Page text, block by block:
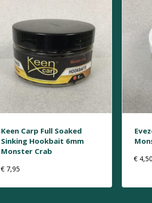
Keen Carp Full Soaked
Sinking Hookbait 6mm
Monster Crab
€7,95
€ 4,50